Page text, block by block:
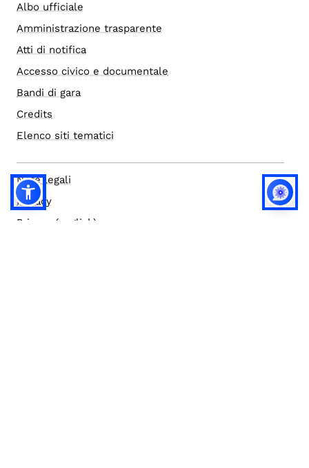
Albo ufficiale
Amministrazione trasparente
Atti di notifica
Accesso civico e documentale
Bandi di gara
Credits
Elenco siti tematici
Note legali
Privacy
Privacy (english)